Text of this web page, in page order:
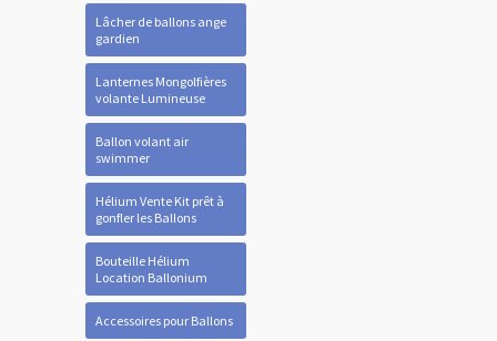
Lâcher de ballons ange
gardien
Lanternes Mongolfières
volante Lumineuse
Ballon volant air
swimmer
Hélium Vente Kit prêt à
gonfler les Ballons
Bouteille Hélium
Location Ballonium
Accessoires pour Ballons